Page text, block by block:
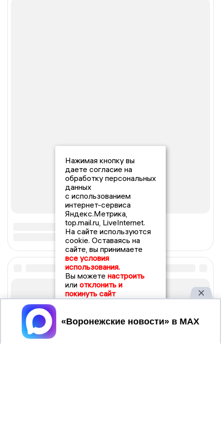
Нажимая кнопку вы
даете согласие на
обработку персональных
данных
с использованием
интернет-сервиса
Яндекс.Метрика,
top.mail.ru, LiveInternet.
На сайте используются
cookie. Оставаясь на
сайте, вы принимаете
все условия
использования.
Вы можете настроить
или отклонить и
покинуть сайт
Принять